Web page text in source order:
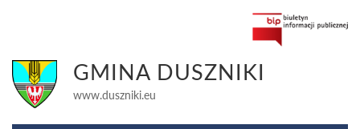
GMINA DUSZNIKI
www.duszniki.eu